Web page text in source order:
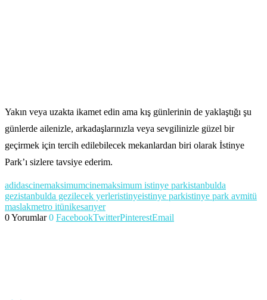
Yakın veya uzakta ikamet edin ama kış günlerinin de yaklaştığı şu
günlerde ailenizle, arkadaşlarınızla veya sevgilinizle güzel bir
geçirmek için tercih edilebilecek mekanlardan biri olarak İstinye
Park’ı sizlere tavsiye ederim.
adidascinemaksimumcinemaksimum istinye parkistanbulda
gezistanbulda gezilecek yerleristinyeistinye parkistinye park avmitü
maslakmetro itünikesarıyer
0 Yorumlar 0 FacebookTwitterPinterestEmail